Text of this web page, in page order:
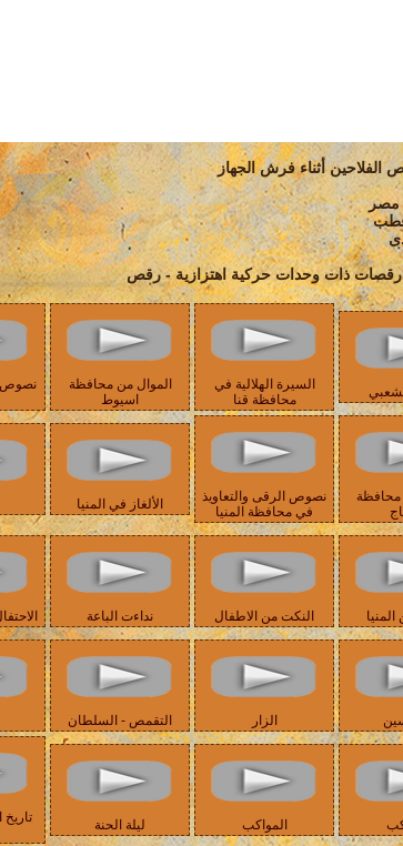
الفلاحين أثناء فرش الجهاز
مصر
قطب
- رقصات ذات وحدات حركية اهتزازية - رقص
السيرة الهلالية في
محافظة قنا
الموال من محافظة
اسيوط
نصوص
محافظة
نصوص الرقى والتعاويذ
في محافظة المنيا
الألغاز في المنيا
النكت من الاطفال نداءت الباعة
الزار التقمص - السلطان
المواكب ليلة الحنة
تاريخ